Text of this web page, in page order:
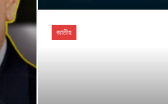
জাতীয়